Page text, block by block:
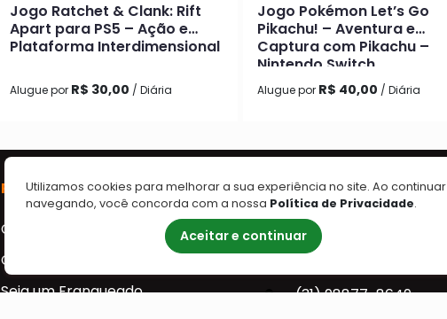
Jogo Ratchet & Clank: Rift
Apart para PS5 – Ação e
Plataforma Interdimensional
Alugue por R$ 30,00 / Diária
Jogo Pokémon Let’s Go
Pikachu! – Aventura e
Captura com Pikachu –
Nintendo Switch
Alugue por R$ 40,00 / Diária
PARA VOCÊ
Cadastre-se
Contato
Seja um Franqueado
CONTATOS
Central de Reservas
(31) 98877-8649
(31) 98877-8649
Utilizamos cookies para melhorar a sua experiência no site. Ao continuar
navegando, você concorda com a nossa Política de Privacidade.
Aceitar e continuar